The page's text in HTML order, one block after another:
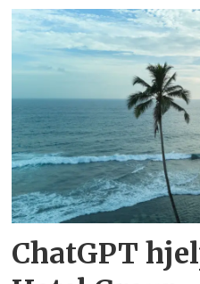
ChatGPT